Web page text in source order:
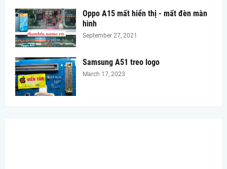
Oppo A15 mất hiển thị - mất đèn màn
hình
September 27, 2021
Samsung A51 treo logo
March 17, 2023